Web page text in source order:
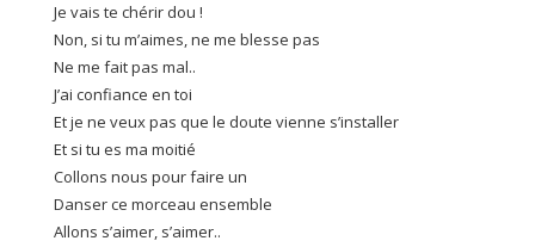
Je vais te chérir dou !
Non, si tu m’aimes, ne me blesse pas
Ne me fait pas mal..
J’ai confiance en toi
Et je ne veux pas que le doute vienne s’installer
Et si tu es ma moitié
Collons nous pour faire un
Danser ce morceau ensemble
Allons s’aimer, s’aimer..